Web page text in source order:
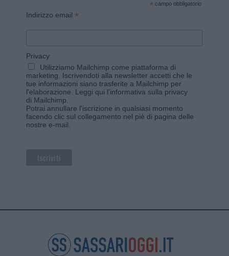
* campo obbligatorio
Indirizzo email *
Privacy
Utilizziamo Mailchimp come piattaforma di
marketing. Iscrivendoti alla newsletter accetti che le
tue informazioni siano trasferite a Mailchimp per
l'elaborazione. Leggi qui l'informativa sulla privacy
di Mailchimp
Potrai annullare l'iscrizione in qualsiasi momento
facendo clic sul collegamento nel piè di pagina delle
nostre e-mail.